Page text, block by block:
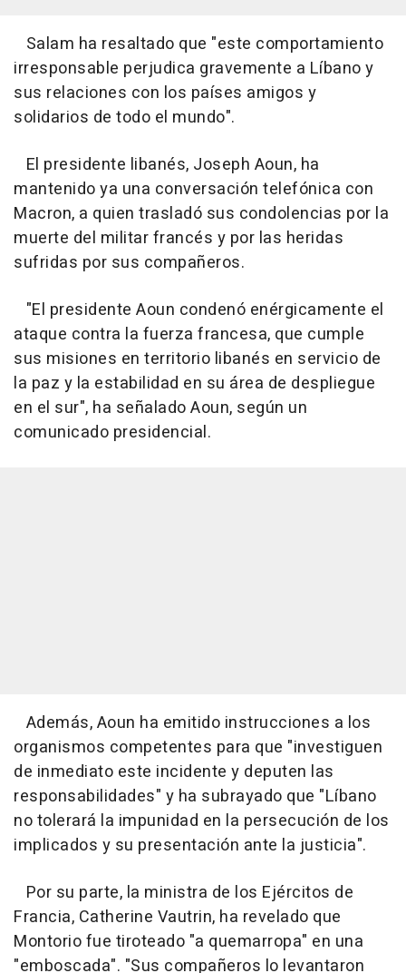
Salam ha resaltado que "este comportamiento
irresponsable perjudica gravemente a Líbano y
sus relaciones con los países amigos y
solidarios de todo el mundo".
El presidente libanés, Joseph Aoun, ha
mantenido ya una conversación telefónica con
Macron, a quien trasladó sus condolencias por la
muerte del militar francés y por las heridas
sufridas por sus compañeros.
"El presidente Aoun condenó enérgicamente el
ataque contra la fuerza francesa, que cumple
sus misiones en territorio libanés en servicio de
la paz y la estabilidad en su área de despliegue
en el sur", ha señalado Aoun, según un
comunicado presidencial.
Además, Aoun ha emitido instrucciones a los
organismos competentes para que "investiguen
de inmediato este incidente y deputen las
responsabilidades" y ha subrayado que "Líbano
no tolerará la impunidad en la persecución de los
implicados y su presentación ante la justicia".
Por su parte, la ministra de los Ejércitos de
Francia, Catherine Vautrin, ha revelado que
Montorio fue tiroteado "a quemarropa" en una
"emboscada". "Sus compañeros lo levantaron